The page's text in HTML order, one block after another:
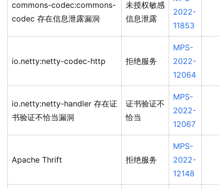
commons-codec:commons-
codec 存在信息泄露漏洞
未授权敏感
信息泄露
2022-
11853
io.netty:netty-codec-http 拒绝服务
MPS-
2022-
12064
io.netty:netty-handler 存在证
书验证不恰当漏洞
证书验证不
恰当
MPS-
2022-
12067
Apache Thrift 拒绝服务
MPS-
2022-
12148